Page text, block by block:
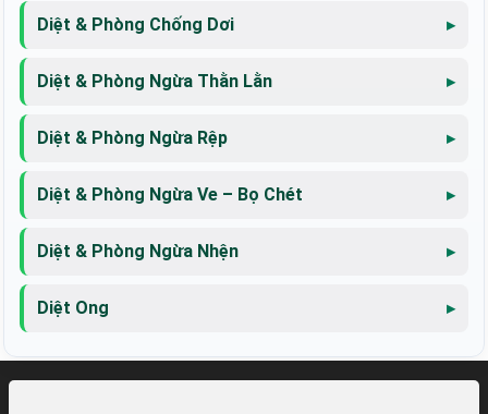
Diệt & Phòng Chống Dơi
Diệt & Phòng Ngừa Thằn Lằn
Diệt & Phòng Ngừa Rệp
Diệt & Phòng Ngừa Ve – Bọ Chét
Diệt & Phòng Ngừa Nhện
Diệt Ong